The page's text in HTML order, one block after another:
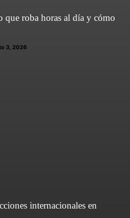
roba horas al día y cómo
3, 2026
internacionales en